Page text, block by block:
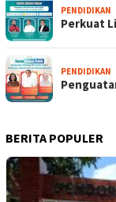
PENDIDIKAN
Perkuat
PENDIDIKAN
BERITA POPULER